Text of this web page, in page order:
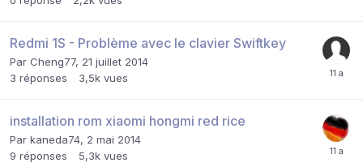
Redmi 1S - Problème avec le clavier Swiftkey
Par Cheng77, 21 juillet 2014
3 réponses 3,5k vues
installation rom xiaomi hongmi red rice
Par kaneda74, 2 mai 2014
9 réponses 5,3k vues